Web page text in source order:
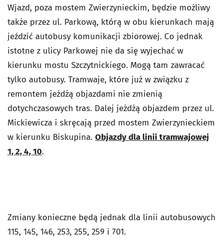
Wjazd, poza mostem Zwierzynieckim, będzie możliwy
także przez ul. Parkową, którą w obu kierunkach mają
jeździć autobusy komunikacji zbiorowej. Co jednak
istotne z ulicy Parkowej nie da się wyjechać w
kierunku mostu Szczytnickiego. Mogą tam zawracać
tylko autobusy. Tramwaje, które już w związku z
remontem jeżdżą objazdami nie zmienią
dotychczasowych tras. Dalej jeżdżą objazdem przez ul.
Mickiewicza i skręcają przed mostem Zwierzynieckiem
w kierunku Biskupina. Objazdy dla linii tramwajowej
1, 2, 4, 10.
Zmiany konieczne będą jednak dla linii autobusowych
115, 145, 146, 253, 255, 259 i 701.